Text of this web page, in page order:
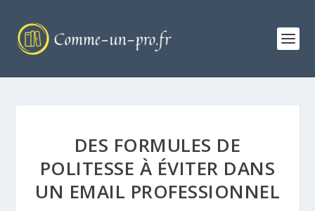
DES FORMULES DE
POLITESSE À ÉVITER DANS
UN EMAIL PROFESSIONNEL